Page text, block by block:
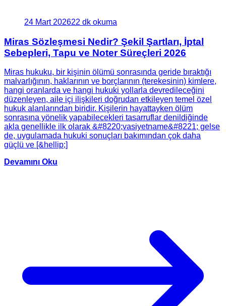
24 Mart 202622 dk okuma
Miras Sözleşmesi Nedir? Şekil Şartları, İptal
Sebepleri, Tapu ve Noter Süreçleri 2026
Miras hukuku, bir kişinin ölümü sonrasında geride bıraktığı
malvarlığının, haklarının ve borçlarının (terekesinin) kimlere,
hangi oranlarda ve hangi hukuki yollarla devredileceğini
düzenleyen, aile içi ilişkileri doğrudan etkileyen temel özel
hukuk alanlarından biridir. Kişilerin hayattayken ölüm
sonrasına yönelik yapabilecekleri tasarruflar denildiğinde
akla genellikle ilk olarak &#8220;vasiyetname&#8221; gelse
de, uygulamada hukuki sonuçları bakımından çok daha
güçlü ve [&hellip;]
Devamını Oku